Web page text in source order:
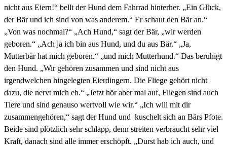
nicht aus Eiern!“ bellt der Hund dem Fahrrad hinterher. „Ein Glück,
der Bär und ich sind von was anderem.“ Er schaut den Bär an.“
„Von was nochmal?“ „Ach Hund,“ sagt der Bär, „wir werden
geboren.“ „Ach ja ich bin aus Hund, und du aus Bär.“ „Ja,
Mutterbär hat mich geboren.“ „und mich Mutterhund.“ Das beruhigt
den Hund. „Wir gehören zusammen und sind nicht aus
irgendwelchen hingelegten Eierdingern. Die Fliege gehört nicht
dazu, die nervt mich eh.“ „Jetzt hör aber mal auf, Fliegen sind auch
Tiere und sind genauso wertvoll wie wir.“ „Ich will mit dir
zusammengehören,“ sagt der Hund und kuschelt sich an Bärs Pfote.
Beide sind plötzlich sehr schlapp, denn streiten verbraucht sehr viel
Kraft, danach sind alle immer erschöpft. „Durst hab ich auch, und